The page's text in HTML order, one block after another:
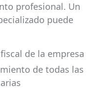
profesional. Un
puede
de la empresa
de todas las